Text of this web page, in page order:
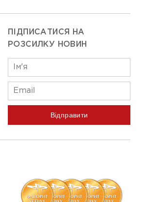
ПІДПИСАТИСЯ НА
РОЗСИЛКУ НОВИН
Відправити